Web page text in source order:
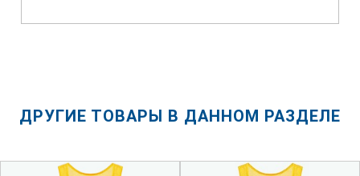
ДРУГИЕ ТОВАРЫ В ДАННОМ РАЗДЕЛЕ